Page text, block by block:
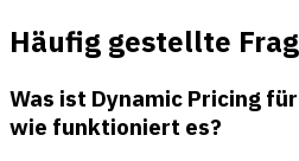
Häufig gestellte
Was ist Dynamic Pricing
wie funktioniert es?